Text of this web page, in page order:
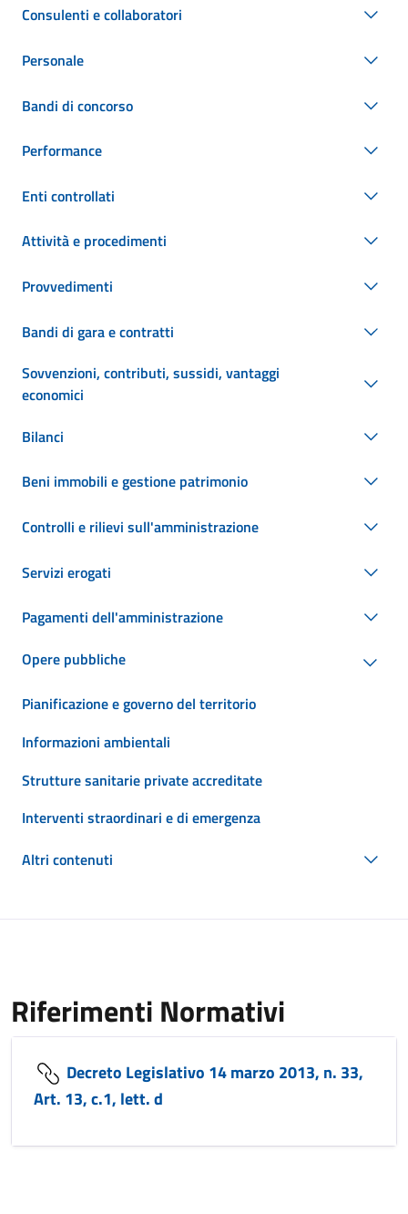
Consulenti e collaboratori
Personale
Bandi di concorso
Performance
Enti controllati
Attività e procedimenti
Provvedimenti
Bandi di gara e contratti
Sovvenzioni, contributi, sussidi, vantaggi
economici
Bilanci
Beni immobili e gestione patrimonio
Controlli e rilievi sull'amministrazione
Servizi erogati
Pagamenti dell'amministrazione
Opere pubbliche
Pianificazione e governo del territorio
Informazioni ambientali
Strutture sanitarie private accreditate
Interventi straordinari e di emergenza
Altri contenuti
Riferimenti Normativi
Decreto Legislativo 14 marzo 2013, n. 33,
Art. 13, c.1, lett. d